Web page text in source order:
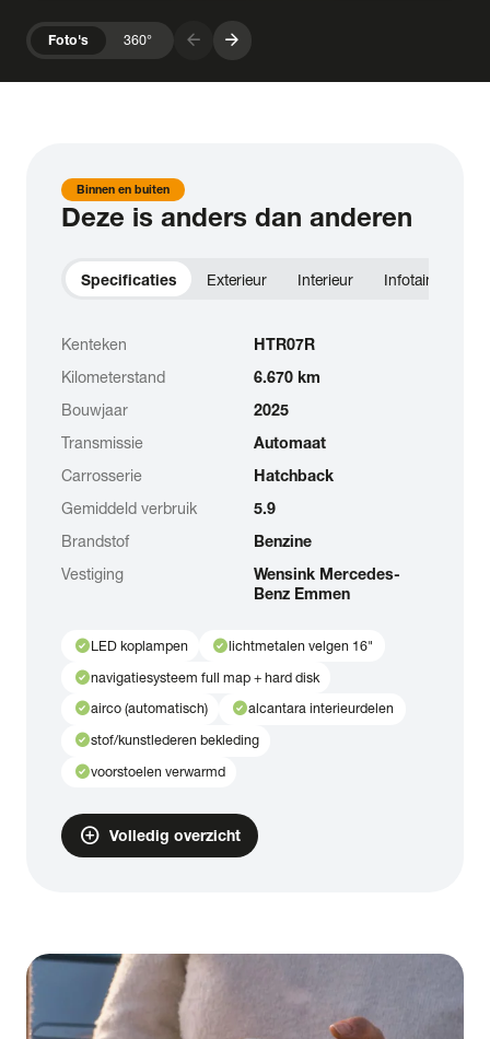
Foto's 360° arrow_forward arrow_forward
Binnen en buiten
Deze is anders dan anderen
Specificaties Exterieur Interieur Infotainment
Kenteken
HTR07R
Kilometerstand
6.670 km
Bouwjaar
2025
Transmissie
Automaat
Carrosserie
Hatchback
Gemiddeld verbruik
5.9
Brandstof
Benzine
Vestiging
Wensink Mercedes-
Benz Emmen
check_circleLED koplampen check_circlelichtmetalen velgen 16"
check_circlenavigatiesysteem full map + hard disk
check_circleairco (automatisch) check_circlealcantara interieurdelen
check_circlestof/kunstlederen bekleding
check_circlevoorstoelen verwarmd
add_circle Volledig overzicht